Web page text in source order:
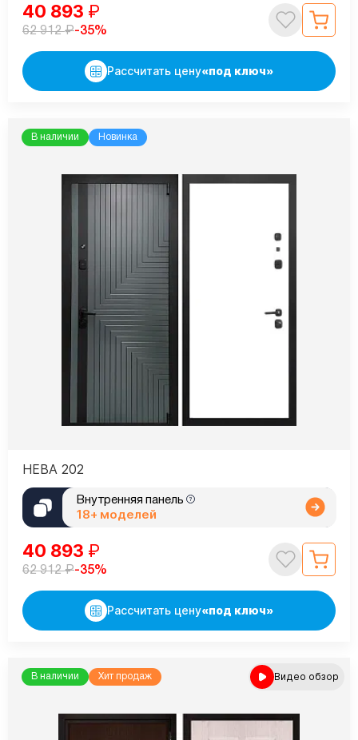
40 893 ₽
62 912₽-35%
Рассчитать цену«под ключ»
В наличии Новинка
НЕВА 202
Внутренняя панель
18+ моделей
40 893 ₽
62 912₽-35%
Рассчитать цену«под ключ»
В наличии Хит продаж Видео обзор